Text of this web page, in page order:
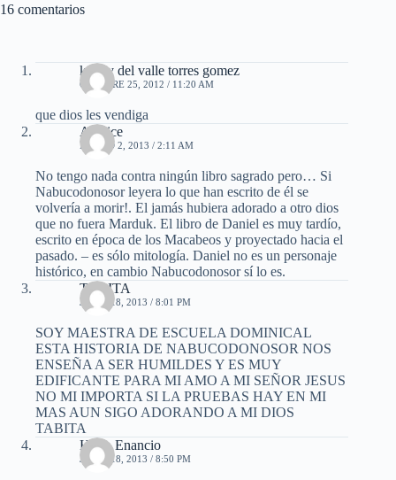
16 comentarios
kenny del valle torres gomez
OCTUBRE 25, 2012 / 11:20 AM
que dios les vendiga
Anelice
MARZO 2, 2013 / 2:11 AM
No tengo nada contra ningún libro sagrado pero… Si
Nabucodonosor leyera lo que han escrito de él se
volvería a morir!. El jamás hubiera adorado a otro dios
que no fuera Marduk. El libro de Daniel es muy tardío,
escrito en época de los Macabeos y proyectado hacia el
pasado. – es sólo mitología. Daniel no es un personaje
histórico, en cambio Nabucodonosor sí lo es.
TABITA
JUNIO 18, 2013 / 8:01 PM
SOY MAESTRA DE ESCUELA DOMINICAL
ESTA HISTORIA DE NABUCODONOSOR NOS
ENSEÑA A SER HUMILDES Y ES MUY
EDIFICANTE PARA MI AMO A MI SEÑOR JESUS
NO MI IMPORTA SI LA PRUEBAS HAY EN MI
MAS AUN SIGO ADORANDO A MI DIOS
TABITA
Hugo Enancio
JUNIO 18, 2013 / 8:50 PM